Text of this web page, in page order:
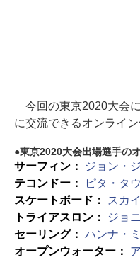
今回の東京2020大会
に交流できるオンライ
東京2020大会出場選手の
サーフィン：
ジョン・
テコンドー：
ピタ・タ
スケートボード：
スカ
トライアスロン：
ジョ
セーリング： ハンナ・
オープンウォーター：